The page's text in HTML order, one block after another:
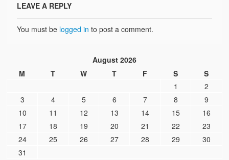
your country!!!)
Fotos
Cuentos
Chistes
LEAVE A REPLY
You must be logged in to post a comment.
August 2026
M
T W T F S
S
1
2
3
4 5 6 7 8
9
10
11 12 13 14 15
16
17
18 19 20 21 22
23
24
25 26 27 28 29
30
31